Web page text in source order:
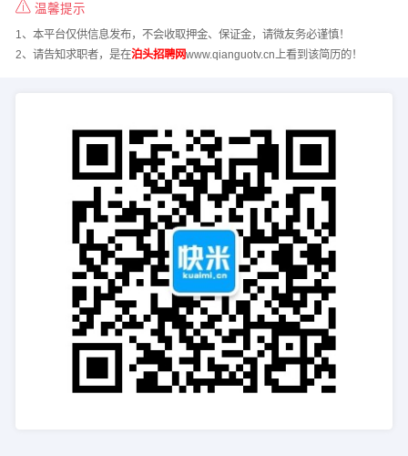
温馨提示
1、本平台仅供信息发布，不会收取押金、保证金，请微友务必谨慎！
2、请告知求职者，是在泊头招聘网www.qianguotv.cn上看到该简历的！